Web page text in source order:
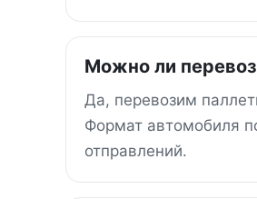
Можно ли
Да, перевозим
Формат автомобиля
отправлений.